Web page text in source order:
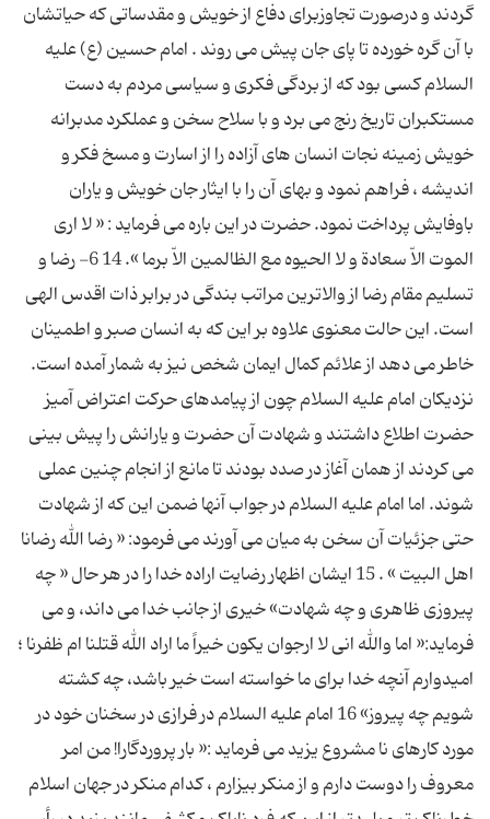
گردند و درصورت تجاوزبرای دفاع از خویش و مقدساتی که حیاتشان
با آن گره خورده تا پای جان پیش می روند . امام حسین (ع) علیه
السلام کسی بود که از بردگی فکری و سیاسی مردم به دست
مستکبران تاریخ رنج می برد و با سلاح سخن و عملکرد مدبرانه
خویش زمینه نجات انسان های آزاده را از اسارت و مسخ فکر و
اندیشه ، فراهم نمود و بهای آن را با ایثار جان خویش و یاران
باوفایش پرداخت نمود. حضرت در این باره می فرماید : « لا اری
الموت الاّ سعادة و لا الحیوه مع الظالمین الاّ برما ». 14 6- رضا و
تسلیم مقام رضا از والاترین مراتب بندگی در برابر ذات اقدس الهی
است. این حالت معنوی علاوه بر این که به انسان صبر و اطمینان
خاطر می دهد از علائم کمال ایمان شخص نیز به شمار آمده است.
نزدیکان امام علیه السلام چون از پیامدهای حرکت اعتراض آمیز
حضرت اطلاع داشتند و شهادت آن حضرت و یارانش را پیش بینی
می کردند از همان آغاز در صدد بودند تا مانع از انجام چنین عملی
شوند. اما امام علیه السلام در جواب آنها ضمن این که از شهادت
حتی جزئیات آن سخن به میان می آورند می فرمود: « رضا الله رضانا
اهل البیت » . 15 ایشان اظهار رضایت اراده خدا را در هر حال « چه
پیروزی ظاهری و چه شهادت» خیری از جانب خدا می داند، و می
فرماید:« اما والله انی لا ارجوان یکون خیراً ما اراد الله قتلنا ام ظفرنا ؛
امیدوارم آنچه خدا برای ما خواسته است خیر باشد، چه کشته
شویم چه پیروز» 16 امام علیه السلام در فرازی در سخنان خود در
مورد کارهای نا مشروع یزید می فرماید :« بار پروردگارا! من امر
معروف را دوست دارم و از منکر بیزارم ، کدام منکر در جهان اسلام